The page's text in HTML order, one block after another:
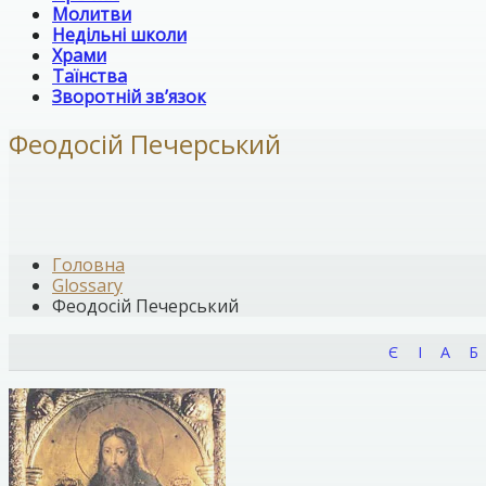
Молитви
Недільні школи
Храми
Таїнства
Зворотній зв’язок
Феодосій Печерський
Головна
Glossary
Феодосій Печерський
Є І А Б